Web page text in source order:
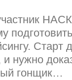
Старт
нужно
гонщик…